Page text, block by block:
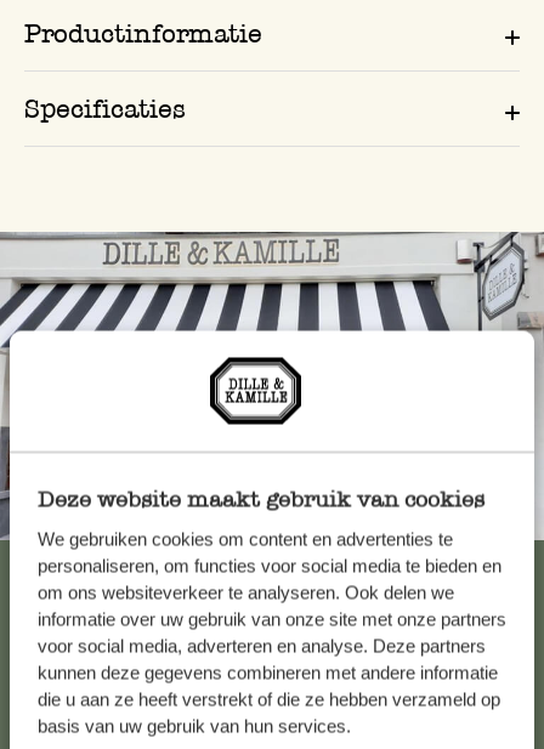
Deze website maakt gebruik van cookies
We gebruiken cookies om content en advertenties te
personaliseren, om functies voor social media te bieden en
om ons websiteverkeer te analyseren. Ook delen we
informatie over uw gebruik van onze site met onze partners
voor social media, adverteren en analyse. Deze partners
kunnen deze gegevens combineren met andere informatie
die u aan ze heeft verstrekt of die ze hebben verzameld op
basis van uw gebruik van hun services.
Productinformatie
Specificaties
Altijd in de buurt
Bekijk alle 62 winkels
Klantenservice
Voor vragen, tips of hulp kun je contact opnemen met onze